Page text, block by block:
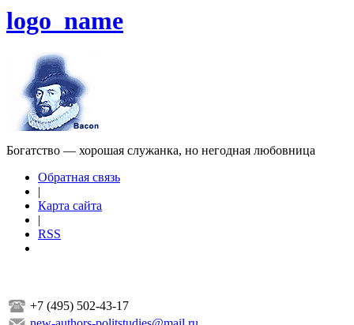
logo_name
Богатство — хорошая служанка, но негодная любовница
Обратная связь
|
Карта сайта
|
RSS
+7 (495) 502-43-17